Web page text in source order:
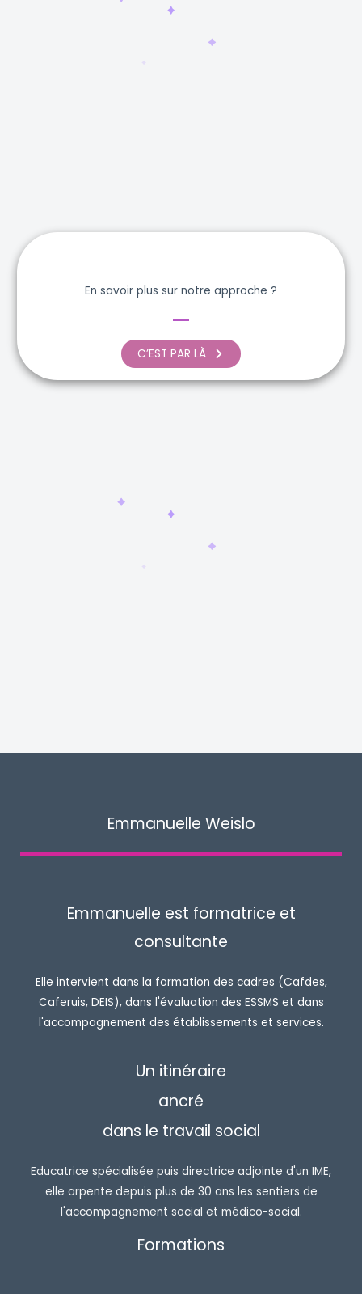
En savoir plus sur notre approche ?
C’EST PAR LÀ
Emmanuelle Weislo
Emmanuelle est formatrice et
consultante
Elle intervient dans la formation des cadres (Cafdes,
Caferuis, DEIS), dans l'évaluation des ESSMS et dans
l'accompagnement des établissements et services.
Un itinéraire
ancré
dans le travail social
Educatrice spécialisée puis directrice adjointe d'un IME,
elle arpente depuis plus de 30 ans les sentiers de
l'accompagnement social et médico-social.
Formations